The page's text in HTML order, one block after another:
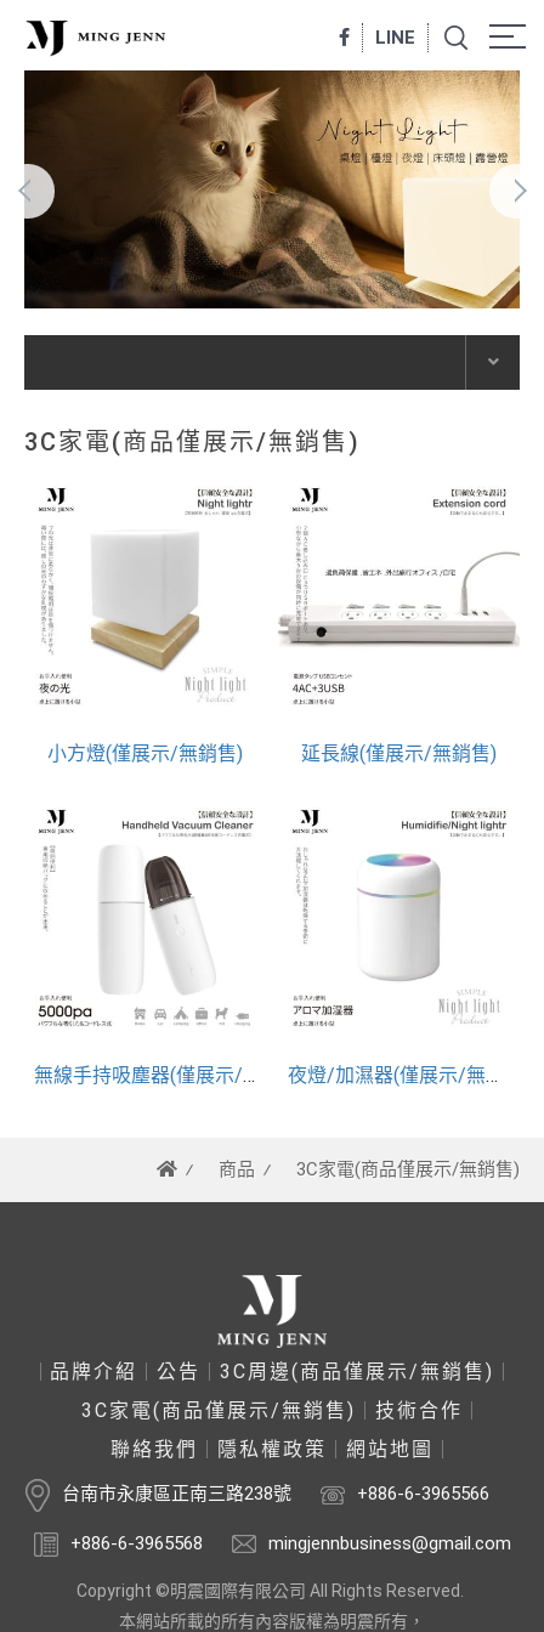
LINE
3C家電(商品僅展示/無銷售)
小方燈(僅展示/無銷售) 延長線(僅展示/無銷售)
無線手持吸塵器(僅展示/無銷售) 夜燈/加濕器(僅展示/無銷售)
商品 3C家電(商品僅展示/無銷售)
品牌介紹 公告
3C周邊(商品僅展示/無銷售)
3C家電(商品僅展示/無銷售)
技術合作
聯絡我們
隱私權政策 網站地圖
台南市永康區正南三路238號 +886-6-3965566
+886-6-3965568 mingjennbusiness@gmail.com
Copyright ©明震國際有限公司 All Rights Reserved.
本網站所載的所有內容版權為明震所有，